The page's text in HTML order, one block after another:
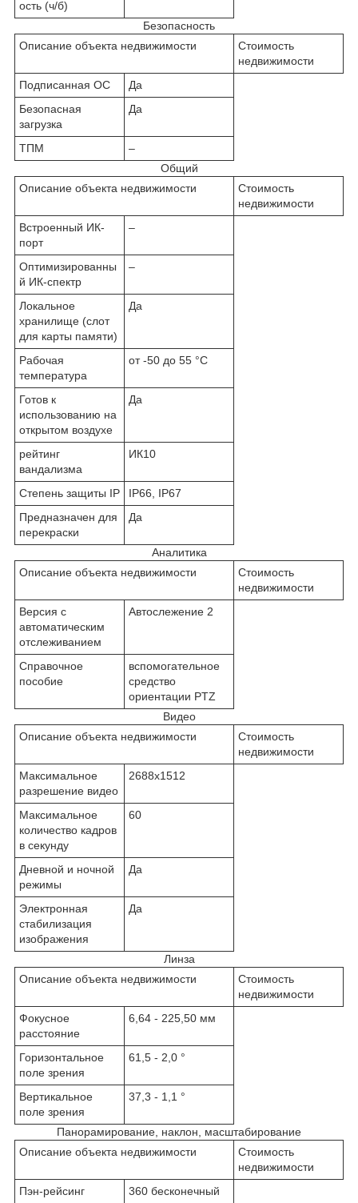
ость (ч/б)
Безопасность
Описание объекта недвижимости
Стоимость
недвижимости
Подписанная ОС
Да
Безопасная
загрузка
Да
ТПМ
–
Общий
Описание объекта недвижимости
Стоимость
недвижимости
Встроенный ИК-
порт
–
Оптимизированны
й ИК-спектр
–
Локальное
хранилище (слот
для карты памяти)
Да
Рабочая
температура
от -50 до 55 °C
Готов к
использованию на
открытом воздухе
Да
рейтинг
вандализма
ИК10
Степень защиты IP
IP66, IP67
Предназначен для
перекраски
Да
Аналитика
Описание объекта недвижимости
Стоимость
недвижимости
Версия с
автоматическим
отслеживанием
Автослежение 2
Справочное
пособие
вспомогательное
средство
ориентации PTZ
Видео
Описание объекта недвижимости
Стоимость
недвижимости
Максимальное
разрешение видео
2688x1512
Максимальное
количество кадров
в секунду
60
Дневной и ночной
режимы
Да
Электронная
стабилизация
изображения
Да
Линза
Описание объекта недвижимости
Стоимость
недвижимости
Фокусное
расстояние
6,64 - 225,50 мм
Горизонтальное
поле зрения
61,5 - 2,0 °
Вертикальное
поле зрения
37,3 - 1,1 °
Панорамирование, наклон, масштабирование
Описание объекта недвижимости
Стоимость
недвижимости
Пэн-рейсинг
360 бесконечный